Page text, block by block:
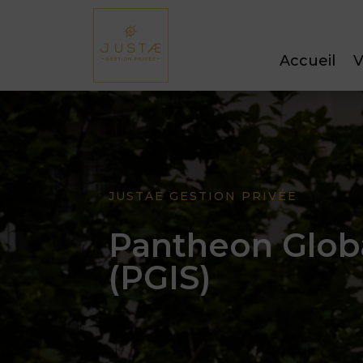
Accueil
JUSTAE GESTION PRIVÉE
Pantheon
(PGIS)